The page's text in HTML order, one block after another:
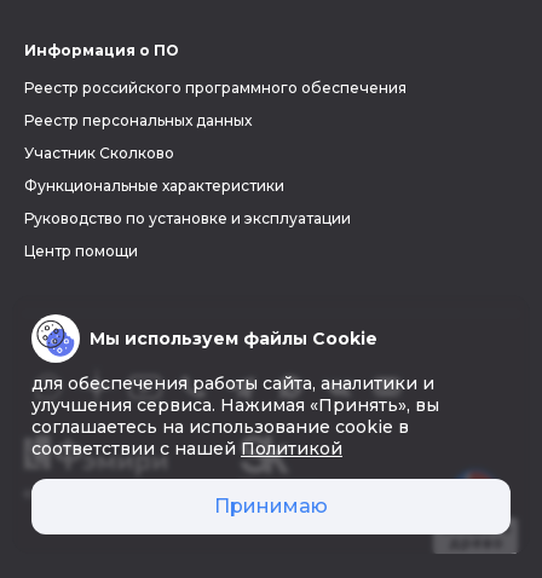
Информация о ПО
Реестр российского программного обеспечения
Реестр персональных данных
Участник Сколково
Функциональные характеристики
Руководство по установке и эксплуатации
Центр помощи
© 2026 «Фэмири»
Мы используем файлы Cookie
для обеспечения работы сайта, аналитики и
улучшения сервиса. Нажимая «Принять», вы
соглашаетесь на использование cookie в
соответствии с нашей Политикой
Принимаю
Создать